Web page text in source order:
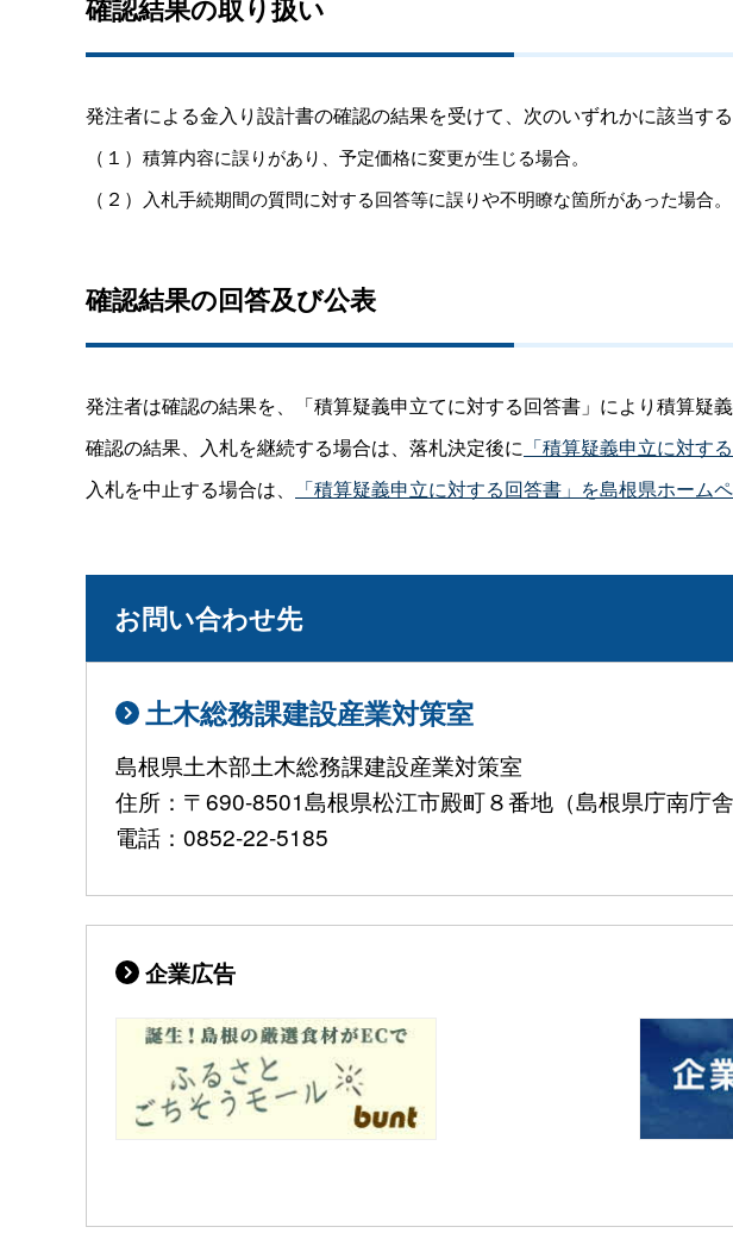
確認結果の取り扱い
発注者による金入り設計書の確認の結果を受けて、次のいずれかに該当す
（１） 積算内容に誤りがあり、予定価格に変更が生じる場合。
（２） 入札手続期間の質問に対する回答等に誤りや不明瞭な箇所があった場合。
確認結果の回答及び公表
発注者は確認の結果を、「積算疑義申立てに対する回答書」により積算疑
確認の結果、入札を継続する場合は、落札決定後に 「積算疑義申立に対す
入札を中止する場合は、
「積算疑義申立に対する回答書」を島根県ホーム
お問い合わせ先
土木総務課建設産業対策室
島根県土木部土木総務課建設産業対策室
住所：〒690-8501島根県松江市殿町８番地（島根県庁南庁舎
電話：0852-22-5185
企業広告